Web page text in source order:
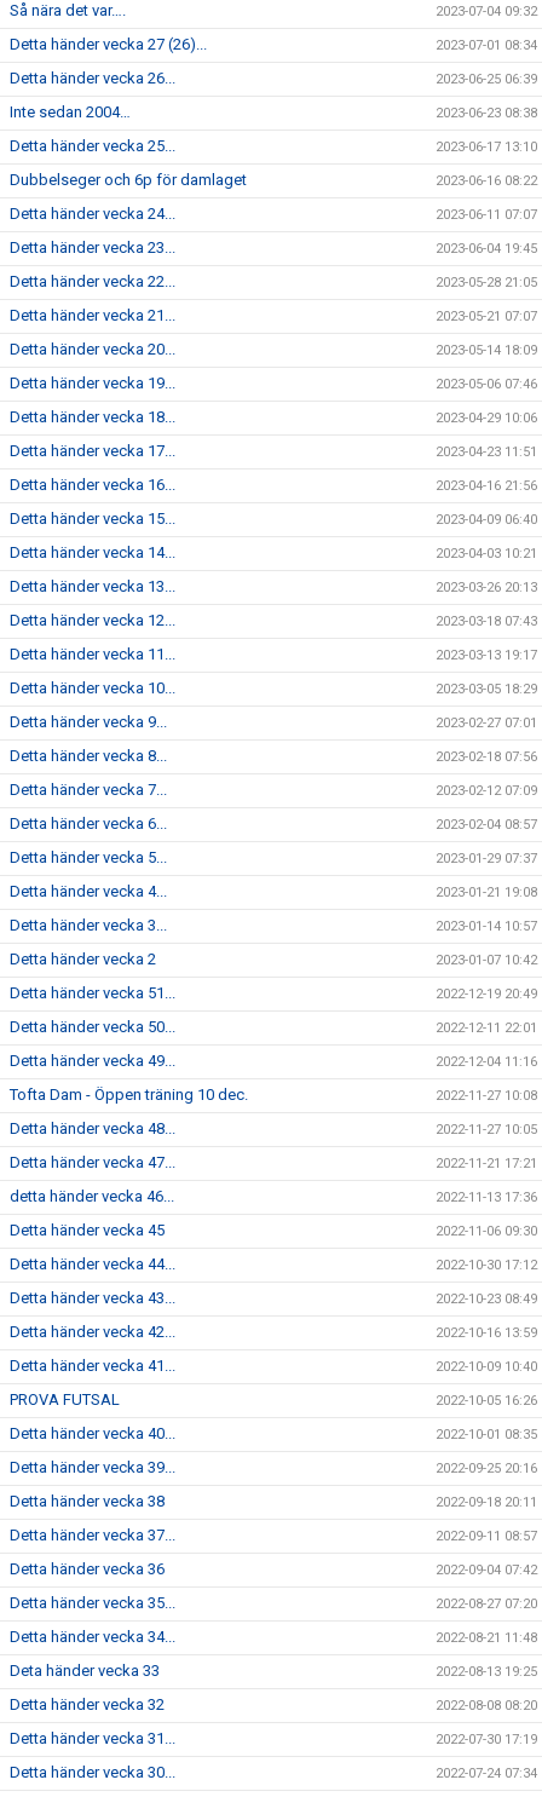
Så nära det var…. 2023-07-04 09:32
Detta händer vecka 27 (26)... 2023-07-01 08:34
Detta händer vecka 26... 2023-06-25 06:39
Inte sedan 2004… 2023-06-23 08:38
Detta händer vecka 25... 2023-06-17 13:10
Dubbelseger och 6p för damlaget 2023-06-16 08:22
Detta händer vecka 24... 2023-06-11 07:07
Detta händer vecka 23... 2023-06-04 19:45
Detta händer vecka 22... 2023-05-28 21:05
Detta händer vecka 21... 2023-05-21 07:07
Detta händer vecka 20... 2023-05-14 18:09
Detta händer vecka 19... 2023-05-06 07:46
Detta händer vecka 18... 2023-04-29 10:06
Detta händer vecka 17... 2023-04-23 11:51
Detta händer vecka 16... 2023-04-16 21:56
Detta händer vecka 15... 2023-04-09 06:40
Detta händer vecka 14... 2023-04-03 10:21
Detta händer vecka 13... 2023-03-26 20:13
Detta händer vecka 12... 2023-03-18 07:43
Detta händer vecka 11... 2023-03-13 19:17
Detta händer vecka 10... 2023-03-05 18:29
Detta händer vecka 9... 2023-02-27 07:01
Detta händer vecka 8... 2023-02-18 07:56
Detta händer vecka 7... 2023-02-12 07:09
Detta händer vecka 6... 2023-02-04 08:57
Detta händer vecka 5... 2023-01-29 07:37
Detta händer vecka 4... 2023-01-21 19:08
Detta händer vecka 3... 2023-01-14 10:57
Detta händer vecka 2 2023-01-07 10:42
Detta händer vecka 51... 2022-12-19 20:49
Detta händer vecka 50... 2022-12-11 22:01
Detta händer vecka 49... 2022-12-04 11:16
Tofta Dam - Öppen träning 10 dec. 2022-11-27 10:08
Detta händer vecka 48... 2022-11-27 10:05
Detta händer vecka 47... 2022-11-21 17:21
detta händer vecka 46... 2022-11-13 17:36
Detta händer vecka 45 2022-11-06 09:30
Detta händer vecka 44... 2022-10-30 17:12
Detta händer vecka 43... 2022-10-23 08:49
Detta händer vecka 42... 2022-10-16 13:59
Detta händer vecka 41... 2022-10-09 10:40
PROVA FUTSAL 2022-10-05 16:26
Detta händer vecka 40... 2022-10-01 08:35
Detta händer vecka 39... 2022-09-25 20:16
Detta händer vecka 38 2022-09-18 20:11
Detta händer vecka 37... 2022-09-11 08:57
Detta händer vecka 36 2022-09-04 07:42
Detta händer vecka 35... 2022-08-27 07:20
Detta händer vecka 34... 2022-08-21 11:48
Deta händer vecka 33 2022-08-13 19:25
Detta händer vecka 32 2022-08-08 08:20
Detta händer vecka 31... 2022-07-30 17:19
Detta händer vecka 30... 2022-07-24 07:34